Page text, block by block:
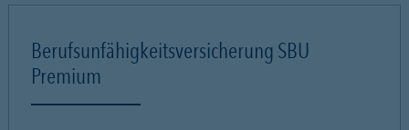
Berufsunfähigkeitsversicherung SBU
Premium